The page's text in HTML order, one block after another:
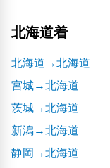
北海道着
北海道→北海道
宮城→北海道
茨城→北海道
新潟→北海道
静岡→北海道